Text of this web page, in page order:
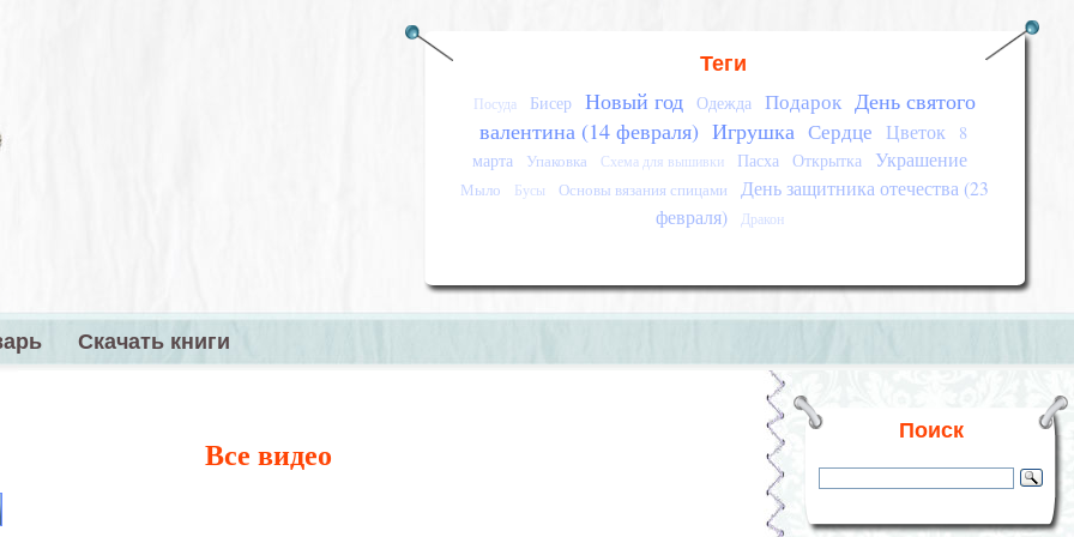
Теги
Посуда Бисер Новый год Одежда Подарок День святого
валентина (14 февраля) Игрушка Сердце Цветок
8
марта
Упаковка Схема для вышивки Пасха Открытка Украшение
Мыло Бусы Основы вязания спицами
День защитника отечества (23
февраля)
Дракон
Скачать книги
Все видео
Поиск